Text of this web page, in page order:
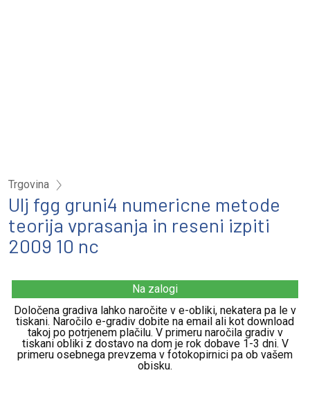
Trgovina
Ulj fgg gruni4 numericne metode
teorija vprasanja in reseni izpiti
2009 10 nc
Na zalogi
Določena gradiva lahko naročite v e-obliki, nekatera pa le v
tiskani. Naročilo e-gradiv dobite na email ali kot download
takoj po potrjenem plačilu. V primeru naročila gradiv v
tiskani obliki z dostavo na dom je rok dobave 1-3 dni. V
primeru osebnega prevzema v fotokopirnici pa ob vašem
obisku.